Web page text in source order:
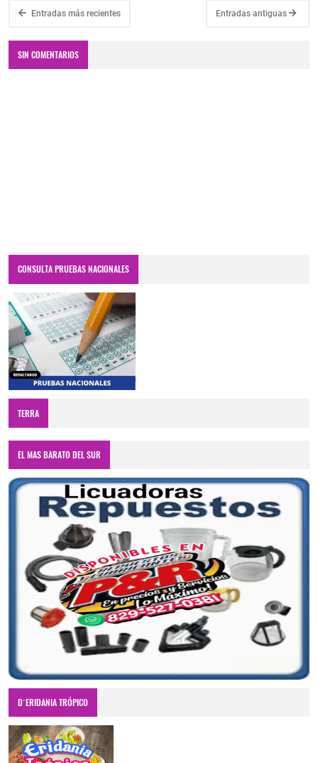
Entradas más recientes Entradas antiguas
SIN COMENTARIOS
CONSULTA PRUEBAS NACIONALES
TERRA
EL MAS BARATO DEL SUR
D´ERIDANIA TRÓPICO